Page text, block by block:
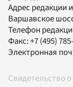
Адрес редакции
Варшавское
Телефон
Факс:+7 (495)
Электронная
Свидетельство